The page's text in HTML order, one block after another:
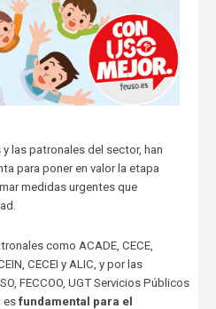
las patronales del sector, han
para poner en valor la etapa
medidas urgentes que
como ACADE, CECE,
CECEI y ALIC, y por las
FECCOO, UGT Servicios Públicos
es fundamental para el